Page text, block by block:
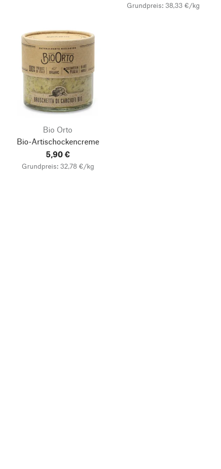
Grundpreis: 38,33 €/kg
Bio Orto
Bio-Artischockencreme
5,90 €
Grundpreis: 32,78 €/kg